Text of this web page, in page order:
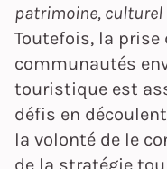
patrimoine,
Toutefois, la prise
communautés
touristique est
défis en
la volonté de le